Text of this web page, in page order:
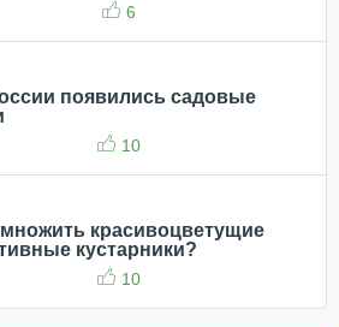
6
появились садовые
10
красивоцветущие
кустарники?
10